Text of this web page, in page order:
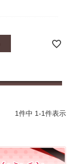
1件中 1-1件表示